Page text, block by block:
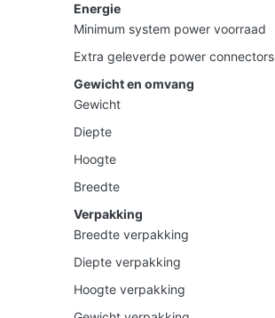
Energie
Minimum system power voorraad
Extra geleverde power connectors
Gewicht en omvang
Gewicht
Diepte
Hoogte
Breedte
Verpakking
Breedte verpakking
Diepte verpakking
Hoogte verpakking